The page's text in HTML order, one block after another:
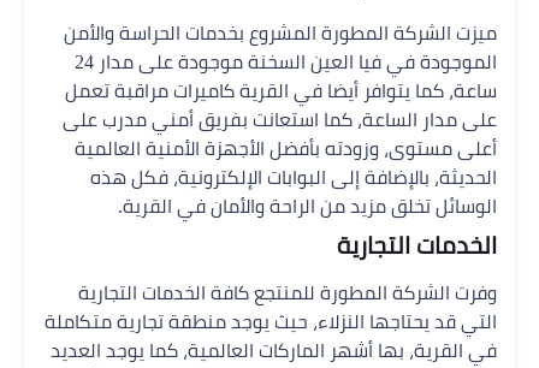
ميزت الشركة المطورة المشروع بخدمات الحراسة والأمن
الموجودة في فيا العين السخنة موجودة على مدار 24
ساعة، كما يتوافر أيضا في القرية كاميرات مراقبة تعمل
على مدار الساعة، كما استعانت بفريق أمني مدرب على
أعلى مستوى، وزودته بأفضل الأجهزة الأمنية العالمية
الحديثة، بالإضافة إلى البوابات الإلكترونية، فكل هذه
الوسائل تخلق مزيد من الراحة والأمان في القرية.
الخدمات التجارية
وفرت الشركة المطورة للمنتجع كافة الخدمات التجارية
التي قد يحتاجها النزلاء، حيث يوجد منطقة تجارية متكاملة
في القرية، بها أشهر الماركات العالمية، كما يوجد العديد